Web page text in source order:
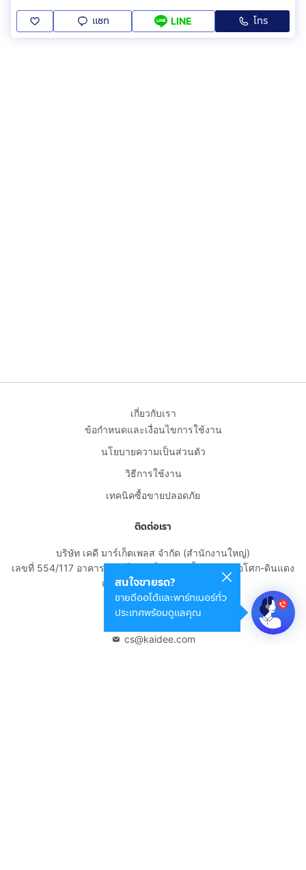
แชท LINE โทร
สนใจขายรถ?
ขายดีออโต้และพาร์ทเนอร์ทั่ว
ประเทศพร้อมดูแลคุณ
เกี่ยวกับเรา
ข้อกำหนดและเงื่อนไขการใช้งาน
นโยบายความเป็นส่วนตัว
วิธีการใช้งาน
เทคนิคซื้อขายปลอดภัย
ติดต่อเรา
บริษัท เคดี มาร์เก็ตเพลส จำกัด (สำนักงานใหญ่)
เลขที่ 554/117 อาคารสกายไนน์ เซ็นเตอร์ ชั้น 22 ถนนอโศก-ดินแดง
แขวงดินแดง เขตดินแดง
กรุงเทพมหานคร 10400
cs@kaidee.com